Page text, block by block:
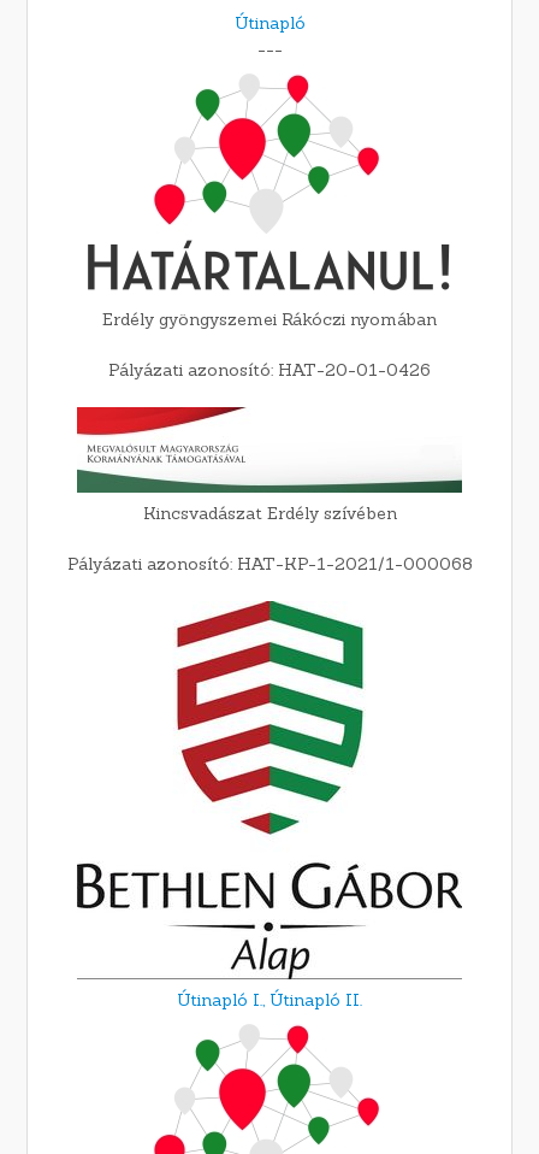
Útinapló
---
Erdély gyöngyszemei Rákóczi nyomában
Pályázati azonosító: HAT-20-01-0426
Kincsvadászat Erdély szívében
Pályázati azonosító: HAT-KP-1-2021/1-000068
Útinapló I., Útinapló II.